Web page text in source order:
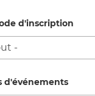
d'inscription
d'événements